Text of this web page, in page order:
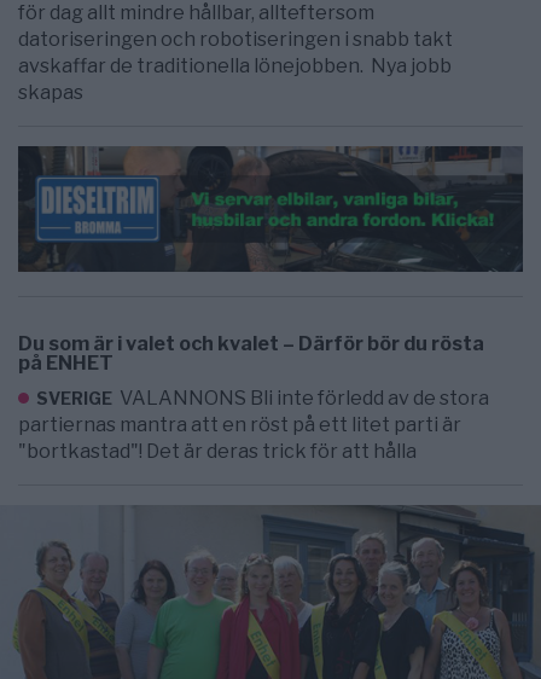
för dag allt mindre hållbar, allteftersom
datoriseringen och robotiseringen i snabb takt
avskaffar de traditionella lönejobben. Nya jobb
skapas
Du som är i valet och kvalet – Därför bör du rösta
på ENHET
SVERIGE VALANNONS Bli inte förledd av de stora
partiernas mantra att en röst på ett litet parti är
"bortkastad"! Det är deras trick för att hålla